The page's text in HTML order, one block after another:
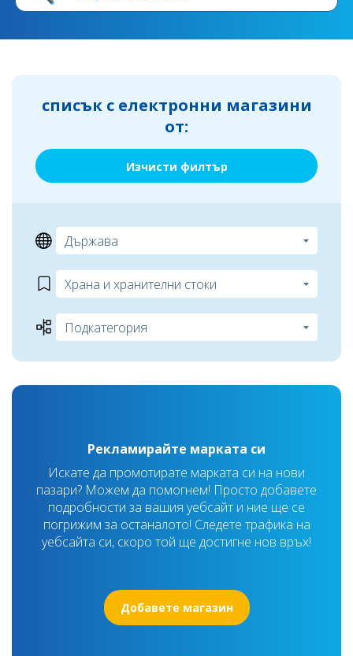
списък с електронни магазини
от:
Изчисти филтър
Рекламирайте марката си
Искате да промотирате марката си на нови
пазари? Можем да помогнем! Просто добавете
подробности за вашия уебсайт и ние ще се
погрижим за останалото! Следете трафика на
уебсайта си, скоро той ще достигне нов връх!
Добавете магазин